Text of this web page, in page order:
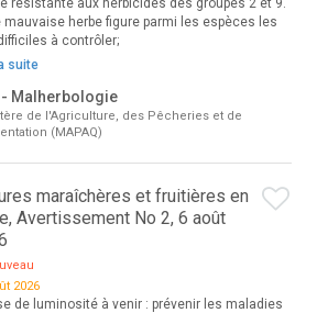
résistante aux herbicides des groupes 2 et 9.
mauvaise herbe figure parmi les espèces les
à contrôler;
suite
- Malherbologie
de l'Agriculture, des Pêcheries et de
(MAPAQ)
maraîchères et fruitières en
Avertissement No 2, 6 août
2026
de luminosité à venir : prévenir les maladies